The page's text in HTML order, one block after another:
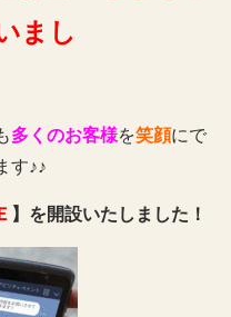
まし
多くのお客様を笑顔にで
す♪♪
】を開設いたしました！